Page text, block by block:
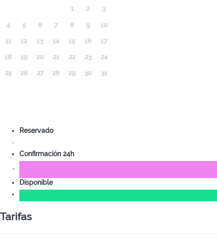
1 2 3
4 5 6 7 8 9 10
11 12 13 14 15 16 17
18 19 20 21 22 23 24
25 26 27 28 29 30 31
Reservado
Confirmación 24h
Disponible
Tarifas